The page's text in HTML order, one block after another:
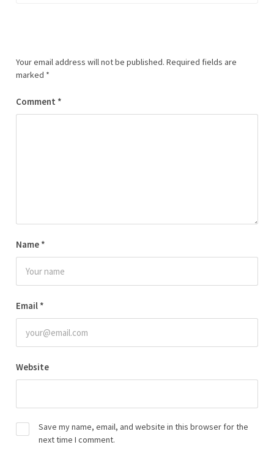
Your email address will not be published. Required fields are
marked *
Comment *
Name *
Email *
Website
Save my name, email, and website in this browser for the
next time I comment.